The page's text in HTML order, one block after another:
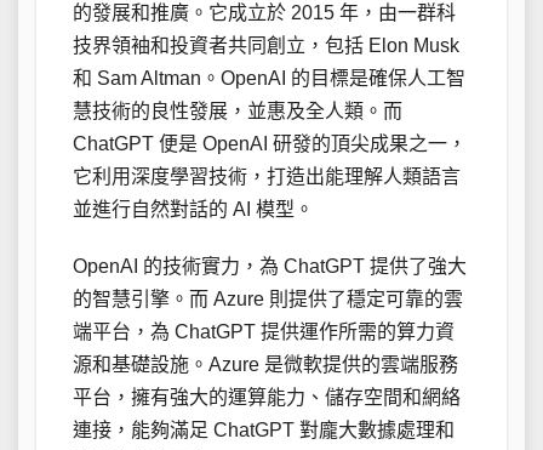
的發展和推廣。它成立於 2015 年，由一群科
技界領袖和投資者共同創立，包括 Elon Musk
和 Sam Altman。OpenAI 的目標是確保人工智
慧技術的良性發展，並惠及全人類。而
ChatGPT 便是 OpenAI 研發的頂尖成果之一，
它利用深度學習技術，打造出能理解人類語言
並進行自然對話的 AI 模型。
OpenAI 的技術實力，為 ChatGPT 提供了強大
的智慧引擎。而 Azure 則提供了穩定可靠的雲
端平台，為 ChatGPT 提供運作所需的算力資
源和基礎設施。Azure 是微軟提供的雲端服務
平台，擁有強大的運算能力、儲存空間和網絡
連接，能夠滿足 ChatGPT 對龐大數據處理和